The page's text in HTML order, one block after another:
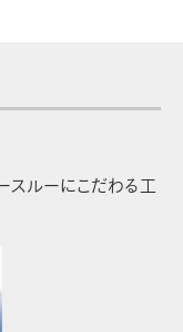
スルーにこだわる工